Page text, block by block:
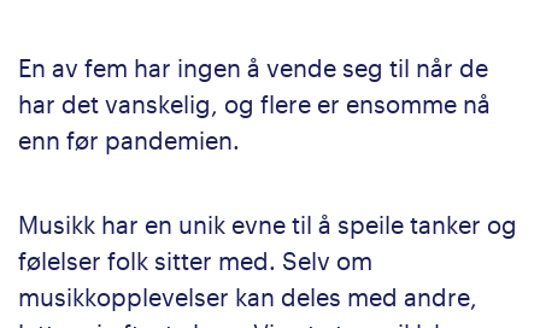
En av fem har ingen å vende seg til når de
har det vanskelig, og flere er ensomme nå
enn før pandemien.
Musikk har en unik evne til å speile tanker og
følelser folk sitter med. Selv om
musikkopplevelser kan deles med andre,